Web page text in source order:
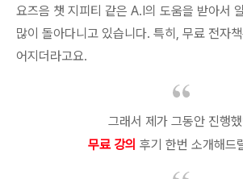
요즈음 챗 지피티 같은 A.I의 도움을 받아서
많이 돌아다니고 있습니다. 특히, 무료 전자
어지더라고요.
그래서 제가 그동안 진행
무료 강의 후기 한번 소개해드